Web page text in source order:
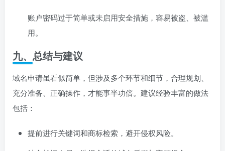
账户密码过于简单或未启用安全措施，容易被盗、被滥
用。
九、总结与建议
域名申请虽看似简单，但涉及多个环节和细节，合理规划、
充分准备、正确操作，才能事半功倍。建议经验丰富的做法
包括：
提前进行关键词和商标检索，避开侵权风险。